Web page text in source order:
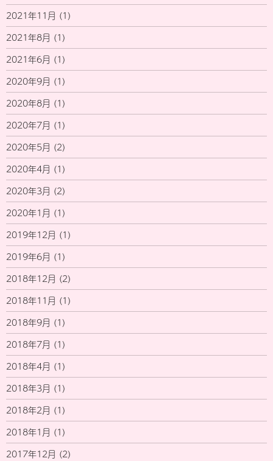
2021年11月 (1)
2021年8月 (1)
2021年6月 (1)
2020年9月 (1)
2020年8月 (1)
2020年7月 (1)
2020年5月 (2)
2020年4月 (1)
2020年3月 (2)
2020年1月 (1)
2019年12月 (1)
2019年6月 (1)
2018年12月 (2)
2018年11月 (1)
2018年9月 (1)
2018年7月 (1)
2018年4月 (1)
2018年3月 (1)
2018年2月 (1)
2018年1月 (1)
2017年12月 (2)